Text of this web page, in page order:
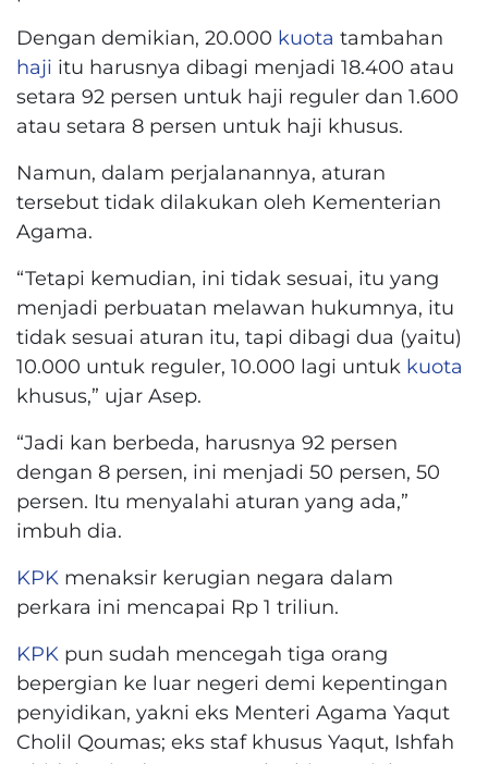
Dengan demikian, 20.000 kuota tambahan
haji itu harusnya dibagi menjadi 18.400 atau
setara 92 persen untuk haji reguler dan 1.600
atau setara 8 persen untuk haji khusus.
Namun, dalam perjalanannya, aturan
tersebut tidak dilakukan oleh Kementerian
Agama.
“Tetapi kemudian, ini tidak sesuai, itu yang
menjadi perbuatan melawan hukumnya, itu
tidak sesuai aturan itu, tapi dibagi dua (yaitu)
10.000 untuk reguler, 10.000 lagi untuk kuota
khusus,” ujar Asep.
“Jadi kan berbeda, harusnya 92 persen
dengan 8 persen, ini menjadi 50 persen, 50
persen. Itu menyalahi aturan yang ada,”
imbuh dia.
KPK menaksir kerugian negara dalam
perkara ini mencapai Rp 1 triliun.
KPK pun sudah mencegah tiga orang
bepergian ke luar negeri demi kepentingan
penyidikan, yakni eks Menteri Agama Yaqut
Cholil Qoumas; eks staf khusus Yaqut, Ishfah